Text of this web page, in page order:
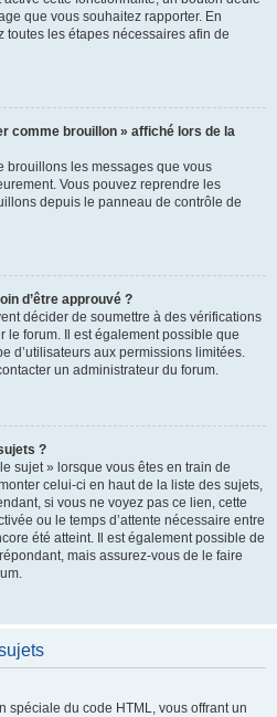
que vous souhaitez rapporter. En
les étapes nécessaires afin de
comme brouillon » affiché lors de la
brouillons les messages que vous
Vous pouvez reprendre les
depuis le panneau de contrôle de
d’être approuvé ?
décider de soumettre à des vérifications
le forum. Il est également possible que
d’utilisateurs aux permissions limitées.
un administrateur du forum.
?
sujet » lorsque vous êtes en train de
celui-ci en haut de la liste des sujets,
si vous ne voyez pas ce lien, cette
ou le temps d’attente nécessaire entre
été atteint. Il est également possible de
mais assurez-vous de le faire
spéciale du code HTML, vous offrant un